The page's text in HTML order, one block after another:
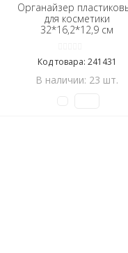
Органайзер
для косметики
32*16,2*12,9 см
Код товара: 241431
В наличии: 23 шт.